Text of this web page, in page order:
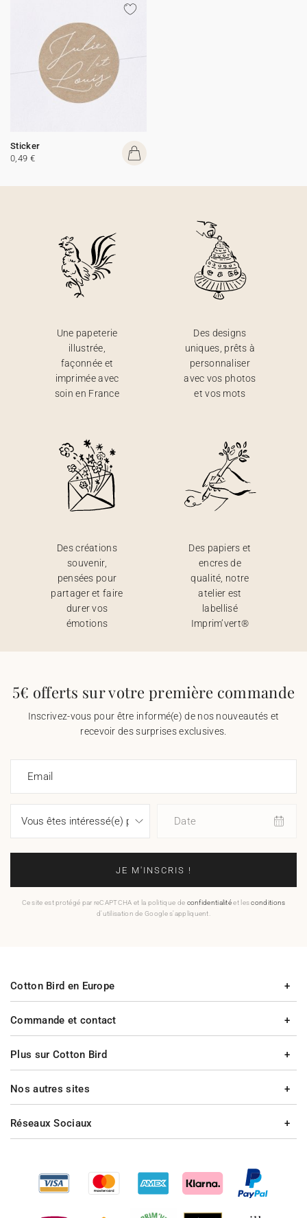
Sticker
0,49 €
Une papeterie
illustrée,
façonnée et
imprimée avec
soin en France
Des designs
uniques, prêts à
personnaliser
avec vos photos
et vos mots
Des créations
souvenir,
pensées pour
partager et faire
durer vos
émotions
Des papiers et
encres de
qualité, notre
atelier est
labellisé
Imprim’vert®
5€ offerts sur votre première commande
Inscrivez-vous pour être informé(e) de nos nouveautés et
recevoir des surprises exclusives.
Email
Date
JE M'INSCRIS !
Ce site est protégé par reCAPTCHA et la politique de confidentialitéet lesconditions
d'utilisation de Google s'appliquent.
Commande et contact
Plus sur Cotton Bird
Cotton Bird en Europe
Nos autres sites
Réseaux Sociaux